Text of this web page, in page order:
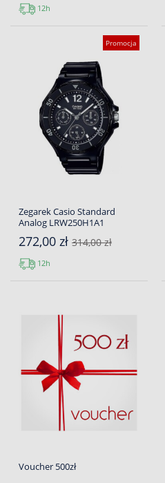
12h
Promocja
Zegarek Casio Standard
Analog LRW250H1A1
272,00 zł 314,00 zł
12h
Voucher 500zł